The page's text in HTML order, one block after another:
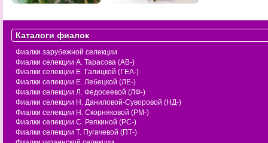
Каталоги фиалок
Фиалки зарубежной селекции
Фиалки селекции А. Тарасова (АВ-)
Фиалки селекции Е. Галицкой (ГЕА-)
Фиалки селекции Е. Лебецкой (ЛЕ-)
Фиалки селекции Л. Федосеевой (ЛФ-)
Фиалки селекции Н. Даниловой-Суворовой (НД-)
Фиалки селекции Н. Скорняковой (РМ-)
Фиалки селекции С. Репкиной (РС-)
Фиалки селекции Т. Пугачевой (ПТ-)